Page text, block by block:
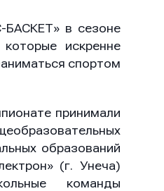
БАСКЕТ» в сезоне
искренне
спортом
принимали
образований
(г. Унеча)
команды